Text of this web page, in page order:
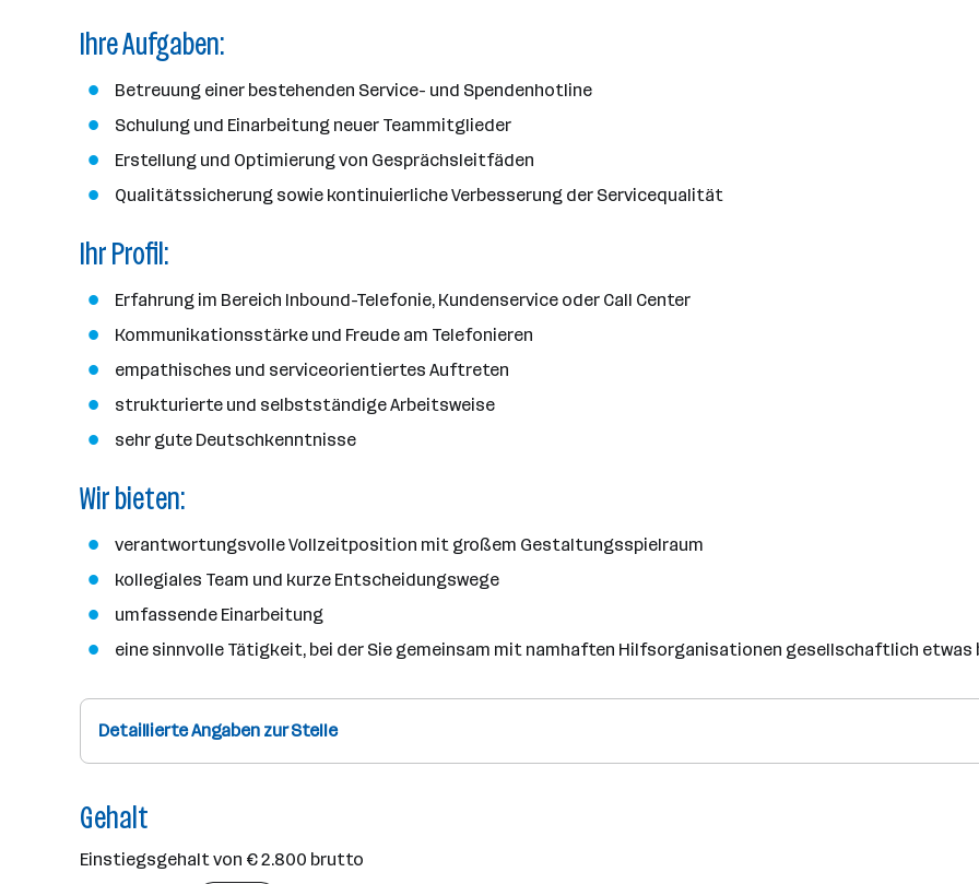
n
b
e
n
e
a
n
h
o
rIhre Aufgaben:
Betreuung einer bestehenden Service- und Spendenhotline
Schulung und Einarbeitung neuer Teammitglieder
Erstellung und Optimierung von Gesprächsleitfäden
Qualitätssicherung sowie kontinuierliche Verbesserung der Servicequalität
Ihr Profil:
Erfahrung im Bereich Inbound-Telefonie, Kundenservice oder Call Center
Kommunikationsstärke und Freude am Telefonieren
empathisches und serviceorientiertes Auftreten
strukturierte und selbstständige Arbeitsweise
sehr gute Deutschkenntnisse
Wir bieten:
verantwortungsvolle Vollzeitposition mit großem Gestaltungsspielraum
kollegiales Team und kurze Entscheidungswege
umfassende Einarbeitung
eine sinnvolle Tätigkeit, bei der Sie gemeinsam mit namhaften Hilfsorganisationen gesellschaftlich etwas
Detaillierte Angaben zur Stelle
Gehalt
Einstiegsgehalt von € 2.800 brutto